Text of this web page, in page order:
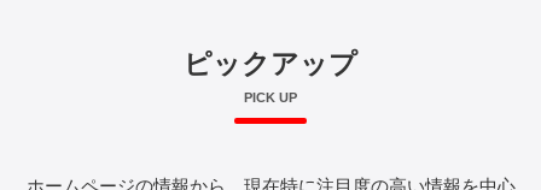
ピックアップ
PICK UP
ホームページの情報から、現在特に注目度の高い情報を中心